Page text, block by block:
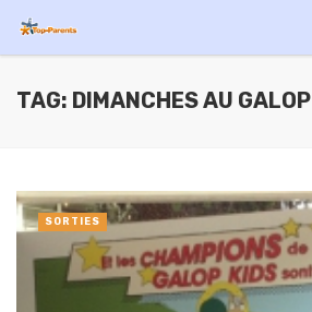
TAG: DIMANCHES AU GALOP
SORTIES